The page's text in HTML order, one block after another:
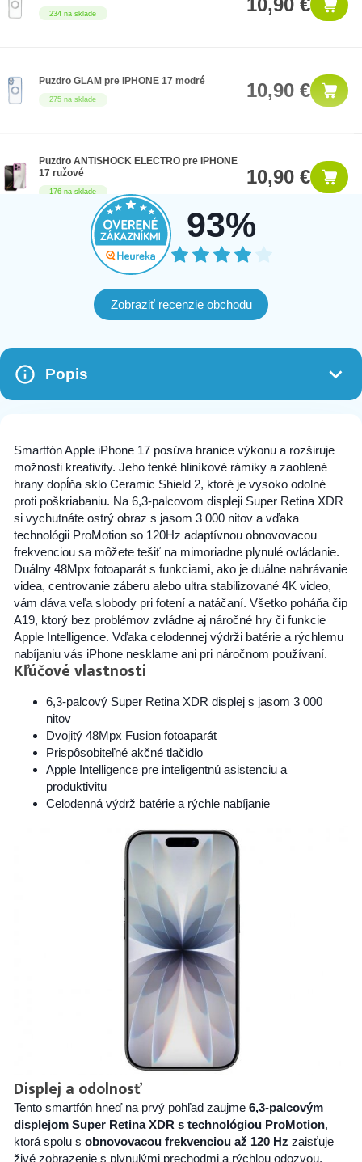
234 na sklade
275 na sklade
Puzdro GLAM pre IPHONE 17 modré 10,90 €
176 na sklade
Puzdro ANTISHOCK ELECTRO pre IPHONE
17 ružové
10,90 €
PRIEHĽADNÉ puzdro pre IPHONE 17
kompatibilné s MagSafe priehľadné
6,90 €
93%
Zobraziť recenzie obchodu
Popis
Smartfón Apple iPhone 17 posúva hranice výkonu a rozširuje
možnosti kreativity. Jeho tenké hliníkové rámiky a zaoblené
hrany dopĺňa sklo Ceramic Shield 2, ktoré je vysoko odolné
proti poškriabaniu. Na 6,3-palcovom displeji Super Retina XDR
si vychutnáte ostrý obraz s jasom 3 000 nitov a vďaka
technológii ProMotion so 120Hz adaptívnou obnovovacou
frekvenciou sa môžete tešiť na mimoriadne plynulé ovládanie.
Duálny 48Mpx fotoaparát s funkciami, ako je duálne nahrávanie
videa, centrovanie záberu alebo ultra stabilizované 4K video,
vám dáva veľa slobody pri fotení a natáčaní. Všetko poháňa čip
A19, ktorý bez problémov zvládne aj náročné hry či funkcie
Apple Intelligence. Vďaka celodennej výdrži batérie a rýchlemu
nabíjaniu vás iPhone nesklame ani pri náročnom používaní.
Kľúčové vlastnosti
6,3-palcový Super Retina XDR displej s jasom 3 000
nitov
Dvojitý 48Mpx Fusion fotoaparát
Prispôsobiteľné akčné tlačidlo
Apple Intelligence pre inteligentnú asistenciu a
produktivitu
Celodenná výdrž batérie a rýchle nabíjanie
Displej a odolnosť
Tento smartfón hneď na prvý pohľad zaujme 6,3-palcovým
displejom Super Retina XDR s technológiou ProMotion,
ktorá spolu s obnovovacou frekvenciou až 120 Hz zaisťuje
živé zobrazenie s plynulými prechodmi a rýchlou odozvou.